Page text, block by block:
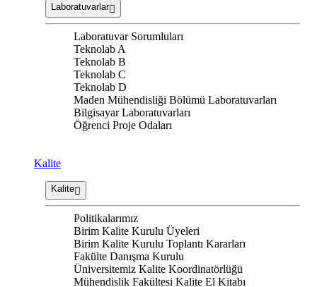
Laboratuvarlar
Laboratuvar Sorumluları
Teknolab A
Teknolab B
Teknolab C
Teknolab D
Maden Mühendisliği Bölümü Laboratuvarları
Bilgisayar Laboratuvarları
Öğrenci Proje Odaları
Kalite
Kalite
Politikalarımız
Birim Kalite Kurulu Üyeleri
Birim Kalite Kurulu Toplantı Kararları
Fakülte Danışma Kurulu
Üniversitemiz Kalite Koordinatörlüğü
Mühendislik Fakültesi Kalite El Kitabı